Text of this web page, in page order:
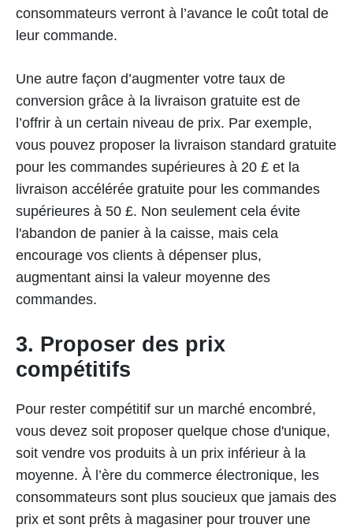
consommateurs verront à l’avance le coût total de
leur commande.
Une autre façon d’augmenter votre taux de
conversion grâce à la livraison gratuite est de
l’offrir à un certain niveau de prix. Par exemple,
vous pouvez proposer la livraison standard gratuite
pour les commandes supérieures à 20 £ et la
livraison accélérée gratuite pour les commandes
supérieures à 50 £. Non seulement cela évite
l'abandon de panier à la caisse, mais cela
encourage vos clients à dépenser plus,
augmentant ainsi la valeur moyenne des
commandes.
3. Proposer des prix
compétitifs
Pour rester compétitif sur un marché encombré,
vous devez soit proposer quelque chose d'unique,
soit vendre vos produits à un prix inférieur à la
moyenne. À l’ère du commerce électronique, les
consommateurs sont plus soucieux que jamais des
prix et sont prêts à magasiner pour trouver une